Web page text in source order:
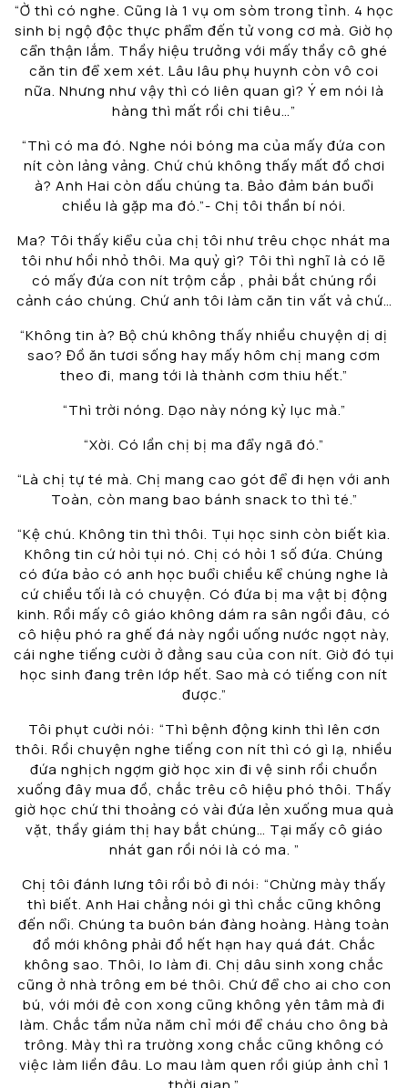
“Ờ thì có nghe. Cũng là 1 vụ om sòm trong tỉnh. 4 học
sinh bị ngộ độc thực phẩm đến tử vong cơ mà. Giờ họ
cẩn thận lắm. Thầy hiệu trưởng với mấy thầy cô ghé
căn tin để xem xét. Lâu lâu phụ huynh còn vô coi
nữa. Nhưng như vậy thì có liên quan gì? Ý em nói là
hàng thì mất rồi chi tiêu…”
“Thì có ma đó. Nghe nói bóng ma của mấy đứa con
nít còn lảng vảng. Chứ chú không thấy mất đồ chơi
à? Anh Hai còn dấu chúng ta. Bảo đảm bán buổi
chiều là gặp ma đó.”- Chị tôi thần bí nói.
Ma? Tôi thấy kiểu của chị tôi như trêu chọc nhát ma
tôi như hồi nhỏ thôi. Ma quỷ gì? Tôi thì nghĩ là có lẽ
có mấy đứa con nít trộm cắp , phải bắt chúng rồi
cảnh cáo chúng. Chứ anh tôi làm căn tin vất vả chứ…
“Không tin à? Bộ chú không thấy nhiều chuyện dị dị
sao? Đồ ăn tươi sống hay mấy hôm chị mang cơm
theo đi, mang tới là thành cơm thiu hết.”
“Thì trời nóng. Dạo này nóng kỷ lục mà.”
“Xời. Có lần chị bị ma đẩy ngã đó.”
“Là chị tự té mà. Chị mang cao gót để đi hẹn với anh
Toàn, còn mang bao bánh snack to thì té.”
“Kệ chú. Không tin thì thôi. Tụi học sinh còn biết kìa.
Không tin cứ hỏi tụi nó. Chị có hỏi 1 số đứa. Chúng
có đứa bảo có anh học buổi chiều kể chúng nghe là
cứ chiều tối là có chuyện. Có đứa bị ma vật bị động
kinh. Rồi mấy cô giáo không dám ra sân ngồi đâu, có
cô hiệu phó ra ghế đá này ngồi uống nước ngọt này,
cái nghe tiếng cười ở đằng sau của con nít. Giờ đó tụi
học sinh đang trên lớp hết. Sao mà có tiếng con nít
được.”
Tôi phụt cười nói: “Thì bệnh động kinh thì lên cơn
thôi. Rồi chuyện nghe tiếng con nít thì có gì lạ, nhiều
đứa nghịch ngợm giờ học xin đi vệ sinh rồi chuồn
xuống đây mua đồ, chắc trêu cô hiệu phó thôi. Thấy
giờ học chứ thi thoảng có vài đứa lẻn xuống mua quà
vặt, thầy giám thị hay bắt chúng… Tại mấy cô giáo
nhát gan rồi nói là có ma. ”
Chị tôi đánh lưng tôi rồi bỏ đi nói: “Chừng mày thấy
thì biết. Anh Hai chẳng nói gì thì chắc cũng không
đến nổi. Chúng ta buôn bán đàng hoàng. Hàng toàn
đồ mới không phải đồ hết hạn hay quá đát. Chắc
không sao. Thôi, lo làm đi. Chị dâu sinh xong chắc
cũng ở nhà trông em bé thôi. Chứ để cho ai cho con
bú, với mới đẻ con xong cũng không yên tâm mà đi
làm. Chắc tầm nửa năm chỉ mới để cháu cho ông bà
trông. Mày thì ra trường xong chắc cũng không có
việc làm liền đâu. Lo mau làm quen rồi giúp ảnh chỉ 1